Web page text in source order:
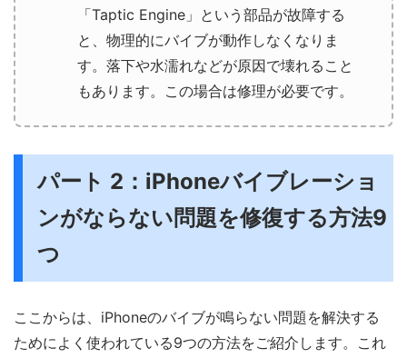
「Taptic Engine」という部品が故障する
と、物理的にバイブが動作しなくなりま
す。落下や水濡れなどが原因で壊れること
もあります。この場合は修理が必要です。
パート 2：iPhoneバイブレーショ
ンがならない問題を修復する方法9
つ
ここからは、iPhoneのバイブが鳴らない問題を解決する
ためによく使われている9つの方法をご紹介します。これ